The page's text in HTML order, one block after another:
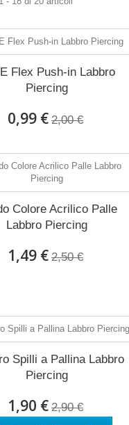
Flex Push-in Labbro
Piercing
0,99 € 2,00 €
Colore Acrilico Palle
Labbro Piercing
1,49 € 2,50 €
Spilli a Pallina Labbro
Piercing
1,90 € 2,90 €